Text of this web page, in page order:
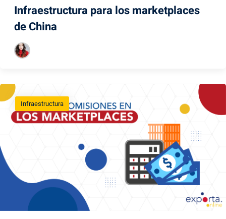
Infraestructura para los marketplaces
de China
Infraestructura